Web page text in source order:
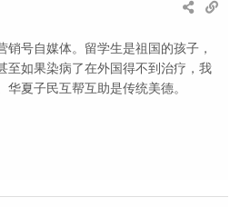
号自媒体。留学生是祖国的孩子，
至如果染病了在外国得不到治疗，我
夏子民互帮互助是传统美德。